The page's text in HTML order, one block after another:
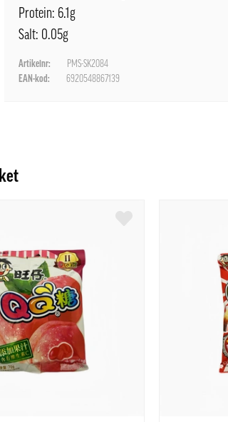
Protein: 6.1g
Salt: 0.05g
Artikelnr:
PMS-SK2084
EAN-kod:
6920548867139